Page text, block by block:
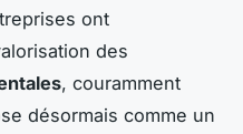
ont
des
, couramment
désormais comme un